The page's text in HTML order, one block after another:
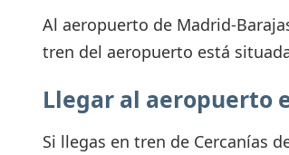
Al aeropuerto de Madrid-
tren del aeropuerto está
Llegar al aeropuerto
Si llegas en tren de Cercanías